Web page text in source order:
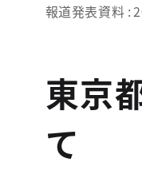
報道発表資料
東京
て